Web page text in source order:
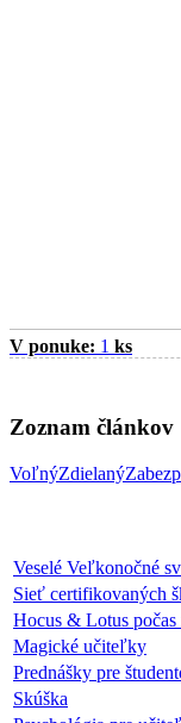
V ponuke: 1 ks
Zoznam článkov
VoľnýZdielaný
Veselé Veľkonočné
Sieť certifikovaných
Hocus & Lotus
Magické učiteľky
Prednášky pre
Skúška